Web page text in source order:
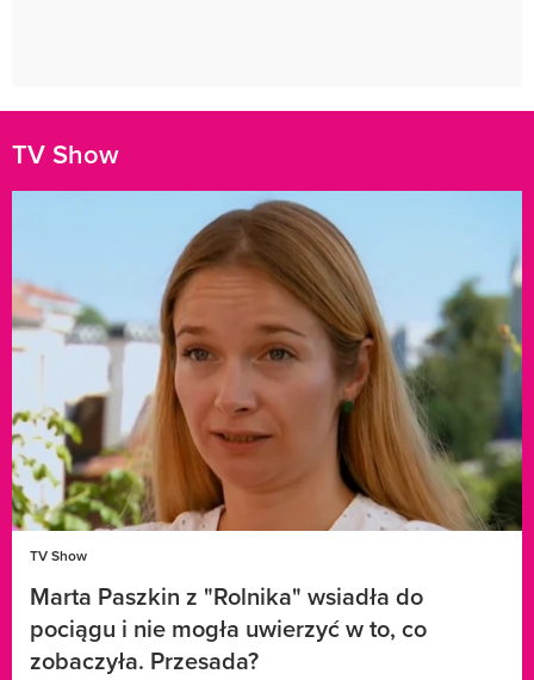
TV Show
TV Show
Marta Paszkin z "Rolnika" wsiadła do
pociągu i nie mogła uwierzyć w to, co
zobaczyła. Przesada?